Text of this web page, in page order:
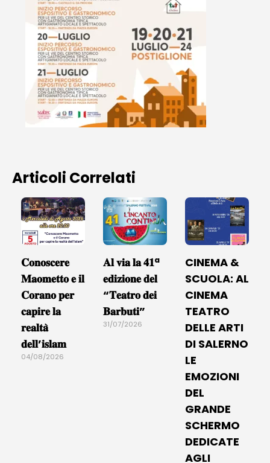
Articoli Correlati
𝐂𝐨𝐧𝐨𝐬𝐜𝐞𝐫𝐞
𝐌𝐚𝐨𝐦𝐞𝐭𝐭𝐨 𝐞 𝐢𝐥
𝐂𝐨𝐫𝐚𝐧𝐨 𝐩𝐞𝐫
𝐜𝐚𝐩𝐢𝐫𝐞 𝐥𝐚
𝐫𝐞𝐚𝐥𝐭𝐚̀
𝐝𝐞𝐥𝐥’𝐢𝐬𝐥𝐚𝐦
04/08/2026
𝐀𝐥 𝐯𝐢𝐚 𝐥𝐚 𝟒𝟏ª
𝐞𝐝𝐢𝐳𝐢𝐨𝐧𝐞 𝐝𝐞𝐥
“𝐓𝐞𝐚𝐭𝐫𝐨 𝐝𝐞𝐢
𝐁𝐚𝐫𝐛𝐮𝐭𝐢”
31/07/2026
CINEMA &
SCUOLA: AL
CINEMA
TEATRO
DELLE ARTI
DI SALERNO
LE
EMOZIONI
DEL
GRANDE
SCHERMO
DEDICATE
AGLI